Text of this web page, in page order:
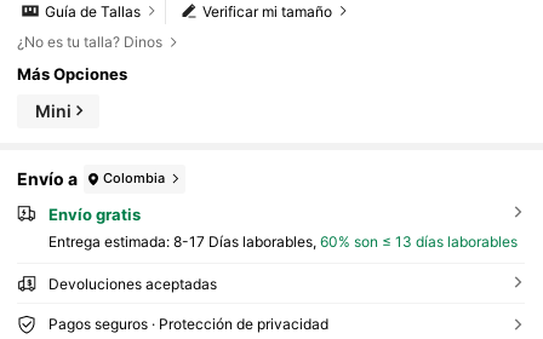
Verificar mi tamaño
Guía de Tallas
¿No es tu talla? Dinos
Más Opciones
Mini
Envío a Colombia
Envío gratis
Entrega estimada: 8-17 Días laborables, 60% son ≤ 13 días laborables
Devoluciones aceptadas
Pagos seguros · Protección de privacidad